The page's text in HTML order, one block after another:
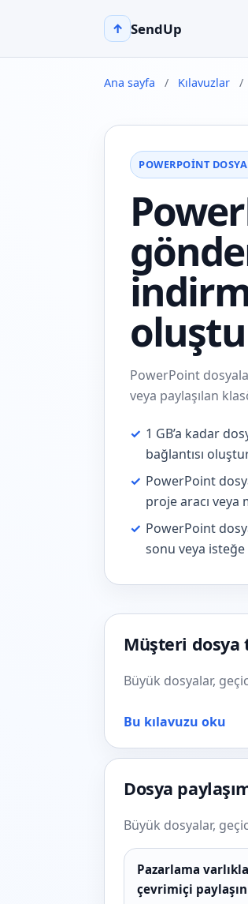
↑ SendUp
Ana sayfa / Kılavuzlar /
POWERPOINT
PowerPoint
veya paylaşılan
✓ 1 GB’a kadar
bağlantısı
✓ PowerPoint
proje aracı veya
✓ PowerPoint
sonu veya
Müşteri dosya
Büyük dosyalar,
Bu kılavuzu oku
Dosya
Büyük dosyalar,
Pazarlama
çevrimiçi paylaşın